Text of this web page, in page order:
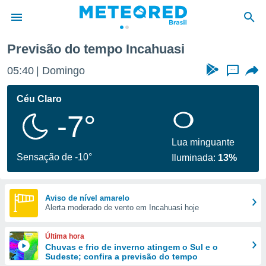
da
fornecidas
a este
das
forma
digital
Previsão do tempo Incahuasi
05:40 Domingo ...
Céu Claro
-7°
Sensação de -10°
Lua minguante
Iluminada: 13%
Aviso de nível amarelo
Alerta moderado de vento em Incahuasi hoje
Última hora
Chuvas e frio de inverno atingem o Sul e o
Sudeste; confira a previsão do tempo